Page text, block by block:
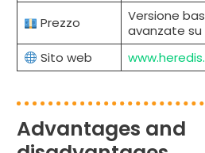
Prezzo
Versione
avanzate
Sito web
Advantages and